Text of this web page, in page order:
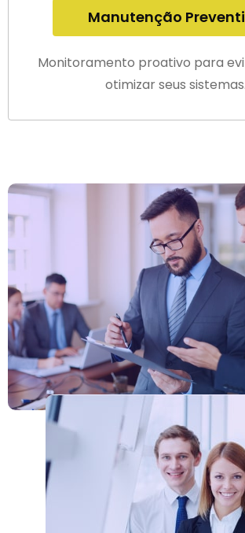
Manutenção
Monitoramento proativo para
otimizar seus sistemas.